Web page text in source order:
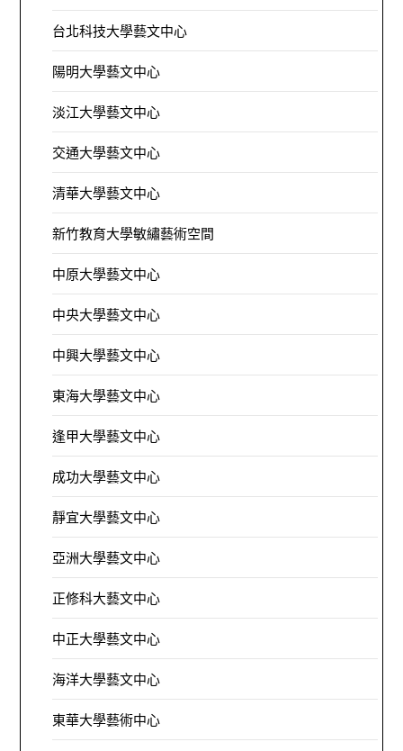
台北科技大學藝文中心
陽明大學藝文中心
淡江大學藝文中心
交通大學藝文中心
清華大學藝文中心
新竹教育大學敏繡藝術空間
中原大學藝文中心
中央大學藝文中心
中興大學藝文中心
東海大學藝文中心
逢甲大學藝文中心
成功大學藝文中心
靜宜大學藝文中心
亞洲大學藝文中心
正修科大藝文中心
中正大學藝文中心
海洋大學藝文中心
東華大學藝術中心